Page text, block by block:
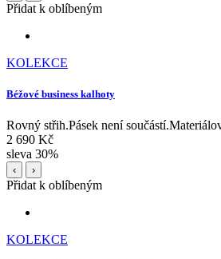
Přidat k oblíbeným
KOLEKCE
Béžové business kalhoty
Rovný střih.Pásek není
2 690 Kč
sleva 30%
‹ ›
Přidat k oblíbeným
KOLEKCE